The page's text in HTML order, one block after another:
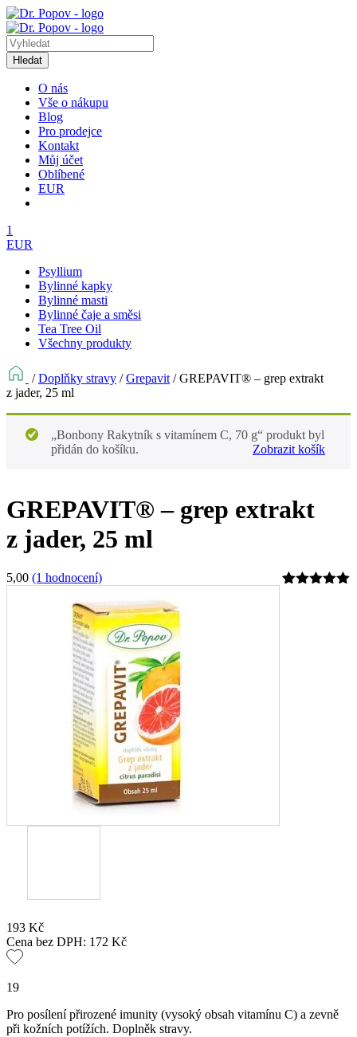
Hledat
O nás
Vše o nákupu
Blog
Pro prodejce
Kontakt
Můj účet
Oblíbené
EUR
1
EUR
Psyllium
Bylinné kapky
Bylinné masti
Bylinné čaje a směsi
Tea Tree Oil
Všechny produkty
/Doplňky stravy /Grepavit /GREPAVIT® – grep extrakt
z jader, 25 ml
„Bonbony Rakytník s vitamínem C, 70 g“ produkt byl
přidán do košíku.
Zobrazit košík
GREPAVIT® – grep extrakt
z jader, 25 ml
5,00 (1 hodnocení)
193 Kč
Cena bez DPH: 172 Kč
19
Pro posílení přirozené imunity (vysoký obsah vitamínu C) a zevně
při kožních potížích. Doplněk stravy.